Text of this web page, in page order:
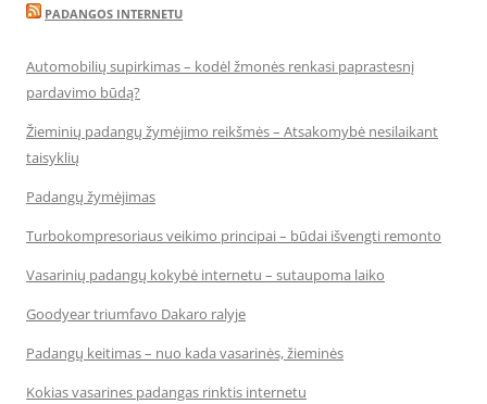
PADANGOS INTERNETU
Automobilių supirkimas – kodėl žmonės renkasi paprastesnį
pardavimo būdą?
Žieminių padangų žymėjimo reikšmės – Atsakomybė nesilaikant
taisyklių
Padangų žymėjimas
Turbokompresoriaus veikimo principai – būdai išvengti remonto
Vasarinių padangų kokybė internetu – sutaupoma laiko
Goodyear triumfavo Dakaro ralyje
Padangų keitimas – nuo kada vasarinės, žieminės
Kokias vasarines padangas rinktis internetu